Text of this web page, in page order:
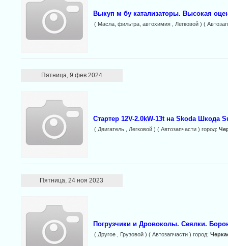
Выкуп м бу катализаторы. Высокая
( Масла, фильтра, автохимия , Легковой ) (
Пятница, 9 фев 2024
Стартер 12V-2.0kW-13t на Skoda Шкода
( Двигатель , Легковой ) ( Автозапчасти ) город:
Пятница, 24 ноя 2023
Погрузчики и Дровоколы. Сеялки.
( Другое , Грузовой ) ( Автозапчасти ) город: